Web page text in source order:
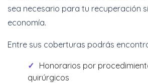
sea necesario para tu recuperación
economía.
Entre sus coberturas podrás
Honorarios por
quirúrgicos